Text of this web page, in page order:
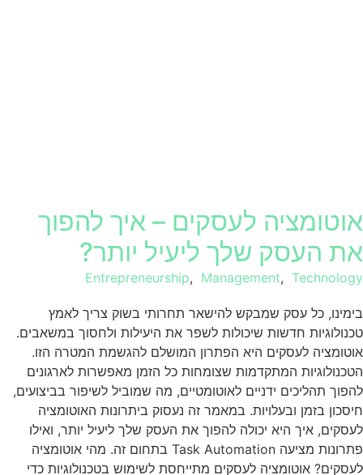
אוטומציה לעסקים – איך להפוך
את העסק שלך ליעיל יותר?
Entrepreneurship, Management, Technology
בימינו, כל עסק שמבקש להישאר תחרותי בשוק צריך לאמץ
טכנולוגיות חדשות שיכולות לשפר את היעילות ולחסוך במשאבים.
אוטומציה לעסקים היא הפתרון המושלם להגשמת המטרה הזו.
הטכנולוגיות המתקדמות שצומחות כל הזמן מאפשרות לארגונים
להפוך תהליכים ידניים לאוטומטיים, מה שמוביל לשיפור בביצועים,
חיסכון בזמן ובעלויות. במאמר זה נעסוק ביתרונות האוטומציה
לעסקים, איך היא יכולה להפוך את העסק שלך ליעיל יותר, ואילו
פתרונות מציעה Task Automation בתחום זה. מהי אוטומציה
לעסקים? אוטומציה לעסקים מתייחסת לשימוש בטכנולוגיות כדי